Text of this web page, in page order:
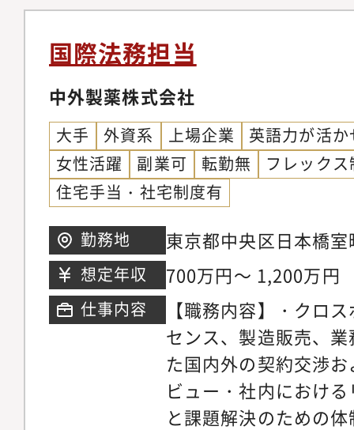
する各種報告・計表
務グループ、ローン
ポートするトランザ
ループ、銀行の新規
ションの観点からサ
プサポートグループ
要員を擁します。ス
格を有する法律専門
法務も極めて高度で
す。今回のポジショ
進的な取引をインフ
だくことを期するも
国際法務担当
中外製薬株式会社
大手 外資系 上場企業
英語力が活か
女性活躍
副業可 転勤無
フレックス
住宅手当・社宅制度有
勤務地
東京都中央区日本橋
ワー
想定年収 700万円～ 1,200万円
仕事内容
【職務内容】・クロ
センス、製造販売、
た国内外の契約交渉
ビュー・社内におけ
と課題解決のための